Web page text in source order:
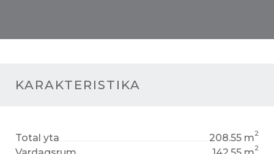
KARAKTERISTIKA
Total yta 208.55 m2
2